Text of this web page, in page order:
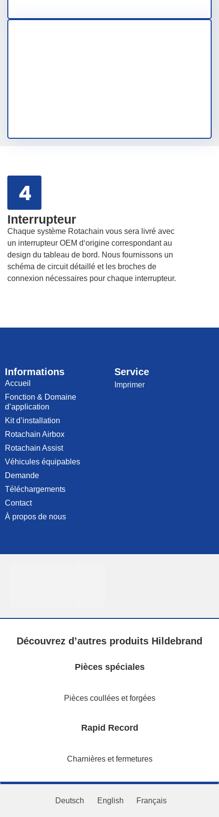
Interrupteur
Chaque système Rotachain vous sera livré avec
un interrupteur OEM d‘origine correspondant au
design du tableau de bord. Nous fournissons un
schéma de circuit détaillé et les broches de
connexion nécessaires pour chaque interrupteur.
Informations
Accueil
Fonction & Domaine
d’application
Kit d’installation
Rotachain Airbox
Rotachain Assist
Véhicules équipables
Demande
Téléchargements
Contact
À propos de nous
Service
Imprimer
Découvrez d’autres produits Hildebrand
Pièces spéciales
Pièces coullées et forgées
Rapid Record
Charnières et fermetures
Deutsch English Français